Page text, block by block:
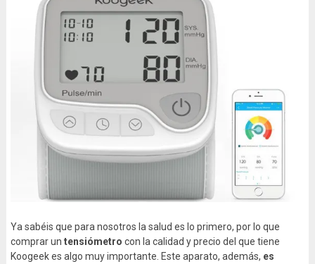
Ya sabéis que para nosotros la salud es lo primero, por lo que
comprar un tensiómetro con la calidad y precio del que tiene
Koogeek es algo muy importante. Este aparato, además, es